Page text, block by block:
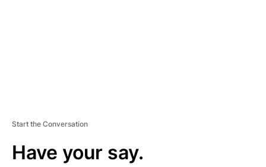
Start the Conversation
Have your say.